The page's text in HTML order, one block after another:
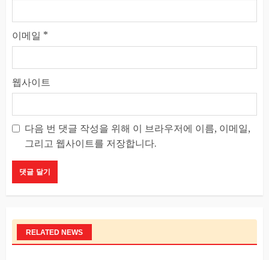
이메일 *
웹사이트
다음 번 댓글 작성을 위해 이 브라우저에 이름, 이메일,
그리고 웹사이트를 저장합니다.
RELATED NEWS